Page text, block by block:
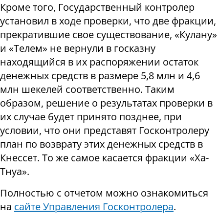
Кроме того, Государственный контролер
установил в ходе проверки, что две фракции,
прекратившие свое существование, «Кулану»
и «Телем» не вернули в госказну
находящийся в их распоряжении остаток
денежных средств в размере 5,8 млн и 4,6
млн шекелей соответственно. Таким
образом, решение о результатах проверки в
их случае будет принято позднее, при
условии, что они представят Госконтролеру
план по возврату этих денежных средств в
Кнессет. То же самое касается фракции «Ха-
Тнуа».
Полностью с отчетом можно ознакомиться
на сайте Управления Госконтролера.